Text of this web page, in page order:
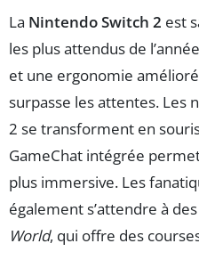
La Nintendo Switch 2 est
les plus attendus de
et une ergonomie
surpasse les attentes. Les
2 se transforment en
GameChat intégrée
plus immersive. Les
également s’attendre à
World, qui offre des